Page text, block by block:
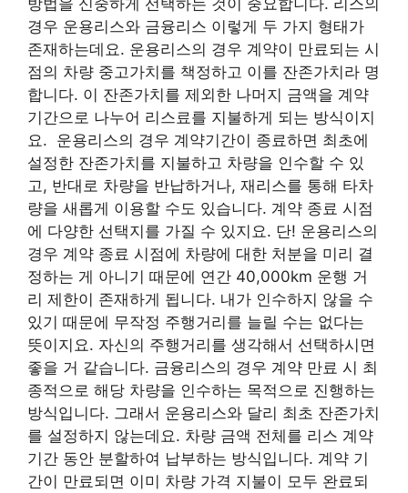
경우 운용리스와 금융리스 이렇게 두 가지 형태가
존재하는데요. 운용리스의 경우 계약이 만료되는 시
점의 차량 중고가치를 책정하고 이를 잔존가치라 명
합니다. 이 잔존가치를 제외한 나머지 금액을 계약
기간으로 나누어 리스료를 지불하게 되는 방식이지
요. 운용리스의 경우 계약기간이 종료하면 최초에
설정한 잔존가치를 지불하고 차량을 인수할 수 있
고, 반대로 차량을 반납하거나, 재리스를 통해 타차
량을 새롭게 이용할 수도 있습니다. 계약 종료 시점
에 다양한 선택지를 가질 수 있지요. 단! 운용리스의
경우 계약 종료 시점에 차량에 대한 처분을 미리 결
정하는 게 아니기 때문에 연간 40,000km 운행 거
리 제한이 존재하게 됩니다. 내가 인수하지 않을 수
있기 때문에 무작정 주행거리를 늘릴 수는 없다는
뜻이지요. 자신의 주행거리를 생각해서 선택하시면
좋을 거 같습니다. 금융리스의 경우 계약 만료 시 최
종적으로 해당 차량을 인수하는 목적으로 진행하는
방식입니다. 그래서 운용리스와 달리 최초 잔존가치
를 설정하지 않는데요. 차량 금액 전체를 리스 계약
기간 동안 분할하여 납부하는 방식입니다. 계약 기
간이 만료되면 이미 차량 가격 지불이 모두 완료되